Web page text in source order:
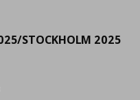
STOCKHOLM 2025
€